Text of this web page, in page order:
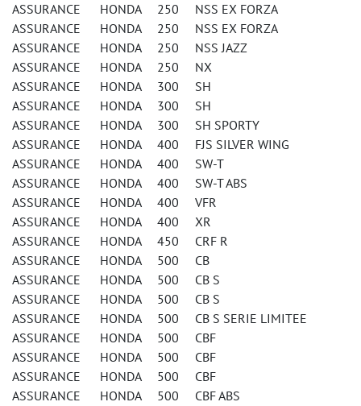
ASSURANCE HONDA 250 NSS EX FORZA
ASSURANCE HONDA 250 NSS EX FORZA
ASSURANCE HONDA 250 NSS JAZZ
ASSURANCE HONDA 250 NX
ASSURANCE HONDA 300 SH
ASSURANCE HONDA 300 SH
ASSURANCE HONDA 300 SH SPORTY
ASSURANCE HONDA 400 FJS SILVER WING
ASSURANCE HONDA 400 SW-T
ASSURANCE HONDA 400 SW-T ABS
ASSURANCE HONDA 400 VFR
ASSURANCE HONDA 400 XR
ASSURANCE HONDA 450 CRF R
ASSURANCE HONDA 500 CB
ASSURANCE HONDA 500 CB S
ASSURANCE HONDA 500 CB S
ASSURANCE HONDA 500 CB S SERIE LIMITEE
ASSURANCE HONDA 500 CBF
ASSURANCE HONDA 500 CBF
ASSURANCE HONDA 500 CBF
ASSURANCE HONDA 500 CBF ABS